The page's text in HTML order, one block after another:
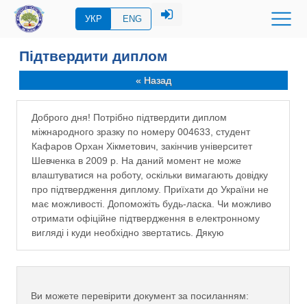
УКР ENG
Підтвердити диплом
« Назад
Доброго дня! Потрібно підтвердити диплом
міжнародного зразку по номеру 004633, студент
Кафаров Орхан Хікметович, закінчив університет
Шевченка в 2009 р. На даний момент не може
влаштуватися на роботу, оскільки вимагають довідку
про підтвердження диплому. Приїхати до України не
має можливості. Допоможіть будь-ласка. Чи можливо
отримати офіційне підтвердження в електронному
вигляді і куди необхідно звертатись. Дякую
Ви можете перевірити документ за посиланням: